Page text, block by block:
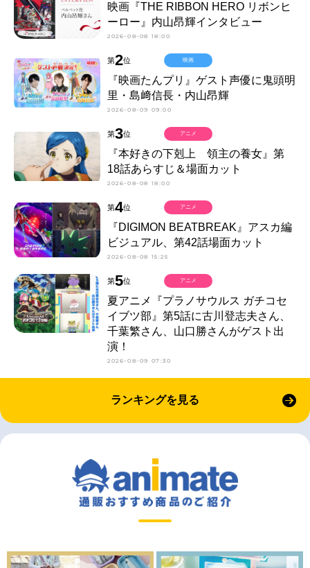
映画『THE RIBBON HERO リボンヒ
ーロー』内山昂輝インタビュー
2026-08-08 18:00
第2位
『映画たんプリ』ゲスト声優に鬼頭明
里・島﨑信長・内山昂輝
2026-08-09 09:00
映画
第3位
『本好きの下剋上 領主の養女』第
18話あらすじ＆場面カット
2026-08-08 18:00
アニメ
第4位
『DIGIMON BEATBREAK』アスカ編
ビジュアル、第42話場面カット
2026-08-08 15:25
アニメ
第5位
夏アニメ『プラノサウルス ガチコセ
イブツ部』第5話に古川登志夫さん、
千葉繁さん、山口勝さんがゲスト出
演！
2026-08-09 07:30
アニメ
ランキングを見る